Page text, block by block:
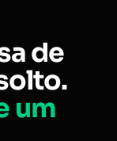
de
um